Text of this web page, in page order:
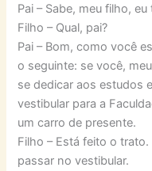
Pai – Sabe, meu filho,
Filho – Qual, pai?
Pai – Bom, como você
o seguinte: se você,
se dedicar aos estudos
vestibular para a
um carro de presente.
Filho – Está feito o
passar no vestibular.